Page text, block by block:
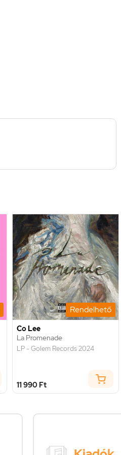
Rendelhető
Co Lee
La Promenade
LP - Golem Records 2024
11 990 Ft